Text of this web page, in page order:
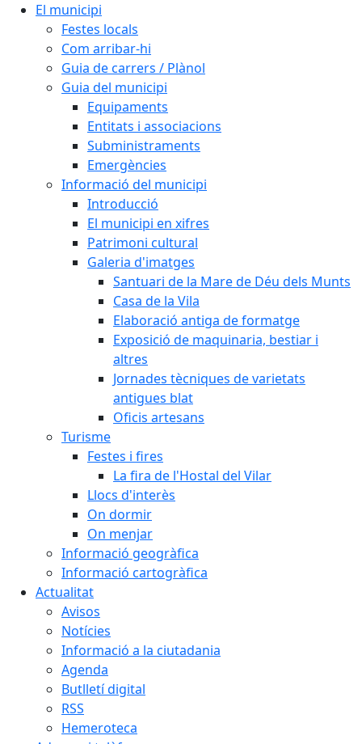
El municipi
Festes locals
Com arribar-hi
Guia de carrers / Plànol
Guia del municipi
Equipaments
Entitats i associacions
Subministraments
Emergències
Informació del municipi
Introducció
El municipi en xifres
Patrimoni cultural
Galeria d'imatges
Santuari de la Mare de Déu dels Munts
Casa de la Vila
Elaboració antiga de formatge
Exposició de maquinaria, bestiar i
altres
Jornades tècniques de varietats
antigues blat
Oficis artesans
Turisme
Festes i fires
La fira de l'Hostal del Vilar
Llocs d'interès
On dormir
On menjar
Informació geogràfica
Informació cartogràfica
Actualitat
Avisos
Notícies
Informació a la ciutadania
Agenda
Butlletí digital
RSS
Hemeroteca